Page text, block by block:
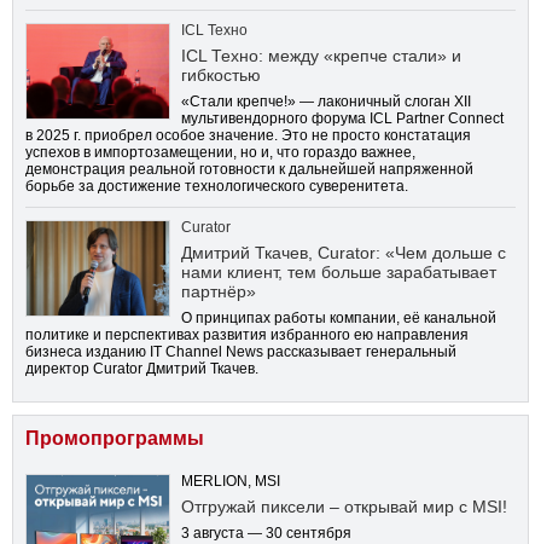
ICL Техно
ICL Техно: между «крепче стали» и
гибкостью
«Стали крепче!» — лаконичный слоган XII
мультивендорного форума ICL Partner Connect
в 2025 г. приобрел особое значение. Это не просто констатация
успехов в импортозамещении, но и, что гораздо важнее,
демонстрация реальной готовности к дальнейшей напряженной
борьбе за достижение технологического суверенитета.
Curator
Дмитрий Ткачев, Curator: «Чем дольше с
нами клиент, тем больше зарабатывает
партнёр»
О принципах работы компании, её канальной
политике и перспективах развития избранного ею направления
бизнеса изданию IT Channel News рассказывает генеральный
директор Curator Дмитрий Ткачев.
Промопрограммы
MERLION, MSI
Отгружай пиксели – открывай мир с MSI!
3 августа — 30 сентября